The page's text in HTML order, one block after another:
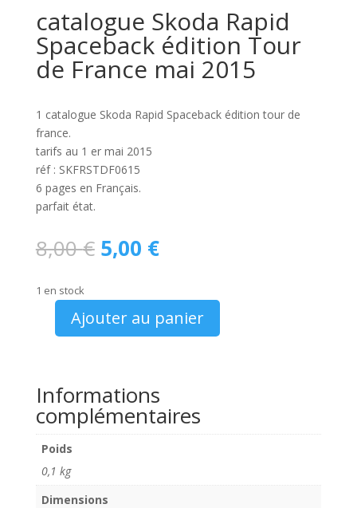
catalogue Skoda Rapid
Spaceback édition Tour
de France mai 2015
1 catalogue Skoda Rapid Spaceback édition tour de
france.
tarifs au 1 er mai 2015
réf : SKFRSTDF0615
6 pages en Français.
parfait état.
8,00€ Le
prix
était :
8,00 €.
5,00 €Le
prix
est :
5,00 €.
1 en stock
quantité
Rapid
Spaceback
édition
Tour
de
France
Ajouter au panier
Informations
complémentaires
Poids
0,1 kg
Dimensions